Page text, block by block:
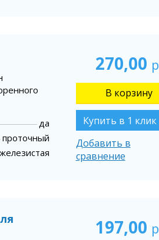
да
проточный
железистая
270,00
Купить в 1 клик
Добавить в
сравнение
197,00